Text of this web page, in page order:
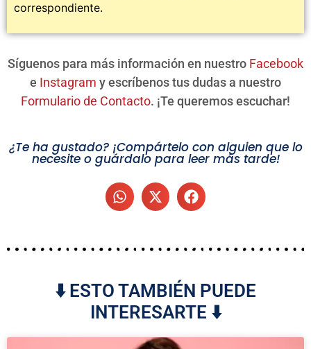
correspondiente.
Síguenos para más información en nuestro Facebook
e Instagram y escríbenos tus dudas a nuestro
Formulario de Contacto. ¡Te queremos escuchar!
¿Te ha gustado? ¡Compártelo con alguien que lo
necesite o guárdalo para leer más tarde!
⬇️ ESTO TAMBIÉN PUEDE
INTERESARTE ⬇️